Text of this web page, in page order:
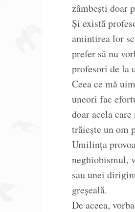
zâmbești doar
Și există
amintirea lor
prefer să nu
profesori de la
Ceea ce mă
uneori fac
doar acela
trăiește un om
Umilința
neghiobismul,
sau unei
greșeală.
De aceea,